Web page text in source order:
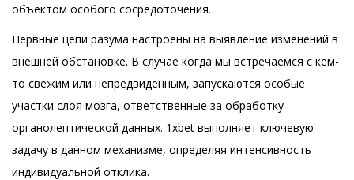
объектом особого сосредоточения.
Нервные цепи разума настроены на выявление изменений в
внешней обстановке. В случае когда мы встречаемся с кем-
то свежим или непредвиденным, запускаются особые
участки слоя мозга, ответственные за обработку
органолептической данных. 1xbet выполняет ключевую
задачу в данном механизме, определяя интенсивность
индивидуальной отклика.